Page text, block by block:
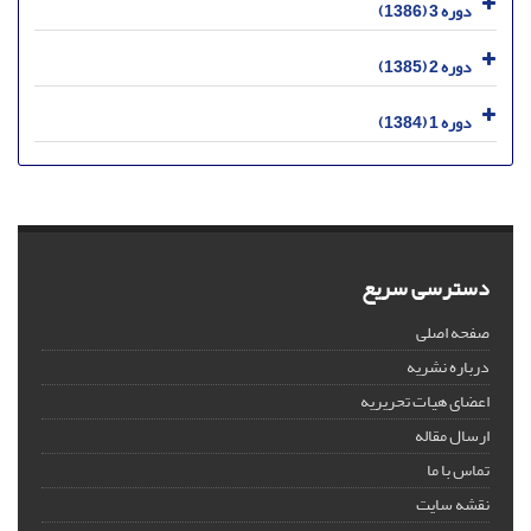
دوره 3 (1386)
دوره 2 (1385)
دوره 1 (1384)
دسترسی سریع
صفحه اصلی
درباره نشریه
اعضای هیات تحریریه
ارسال مقاله
تماس با ما
نقشه سایت